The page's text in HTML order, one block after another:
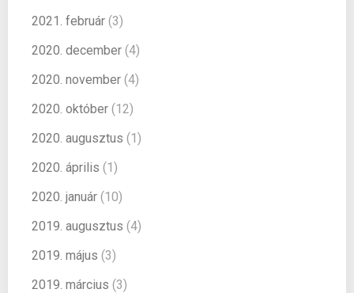
2021. február (3)
2020. december (4)
2020. november (4)
2020. október (12)
2020. augusztus (1)
2020. április (1)
2020. január (10)
2019. augusztus (4)
2019. május (3)
2019. március (3)